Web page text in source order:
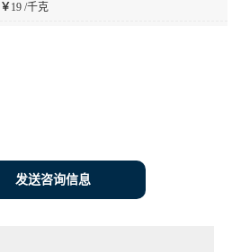
￥ 19 /千克
发送咨询信息